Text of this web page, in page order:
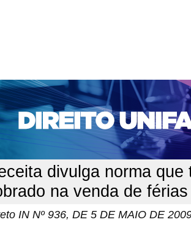
SOBRE ACESSO CADASTRO
EDIÇÕES DE Nº 1 A 100 WEBMAIL
n. 107 (2009) > IN Nº 936, DE 5 DE MAIO DE 2009
divulga norma que
na venda de férias
IN Nº 936, DE 5 DE MAIO DE